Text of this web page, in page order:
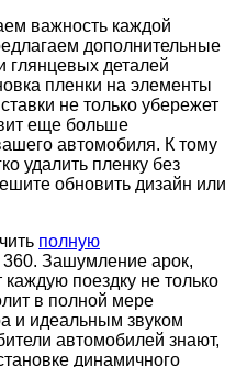
важность каждой
дополнительные
глянцевых деталей
пленки на элементы
не только убережет
еще больше
автомобиля. К тому
удалить пленку без
обновить дизайн или
полную
Зашумление арок,
поездку не только
в полной мере
и идеальным звуком
автомобилей знают,
динамичного